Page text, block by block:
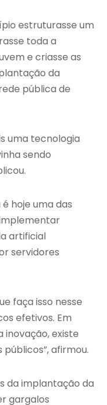
estruturasse um
toda a
e criasse as
da
pública de
uma tecnologia
sendo
hoje uma das
artificial
servidores
faça isso nesse
efetivos. Em
inovação, existe
afirmou.
da implantação da
gargalos